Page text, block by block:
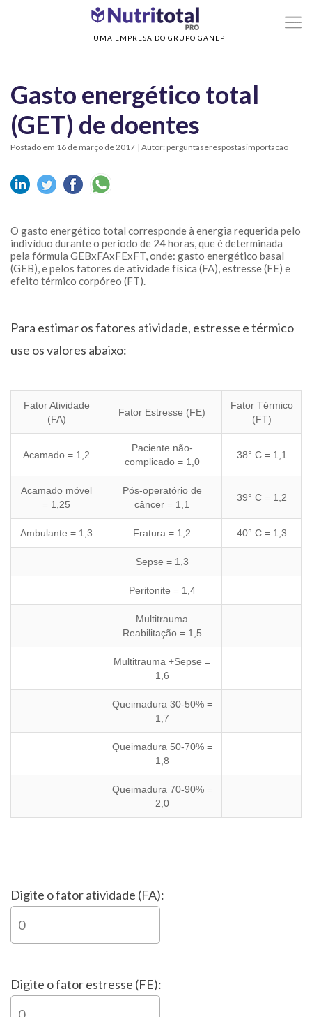
UMA EMPRESA DO GRUPO GANEP
Gasto energético total (GET) de doentes
Gasto energético total
(GET) de doentes
Postado em 16 de março de 2017 | Autor: perguntaserespostasimportacao
O gasto energético total corresponde à energia requerida pelo
indivíduo durante o período de 24 horas, que é determinada
pela fórmula GEBxFAxFExFT, onde: gasto energético basal
(GEB), e pelos fatores de atividade física (FA), estresse (FE) e
efeito térmico corpóreo (FT).
Para estimar os fatores atividade, estresse e térmico
use os valores abaixo:
Fator Atividade
(FA)
Fator Estresse (FE)
Fator Térmico
(FT)
Acamado = 1,2
Paciente não-
complicado = 1,0
38° C = 1,1
Acamado móvel
= 1,25
Pós-operatório de
câncer = 1,1
39° C = 1,2
Ambulante = 1,3 Fratura = 1,2 40° C = 1,3
Sepse = 1,3
Peritonite = 1,4
Multitrauma
Reabilitação = 1,5
Multitrauma +Sepse =
1,6
Queimadura 30-50% =
1,7
Queimadura 50-70% =
1,8
Queimadura 70-90% =
2,0
Digite o fator atividade (FA):
Digite o fator estresse (FE):